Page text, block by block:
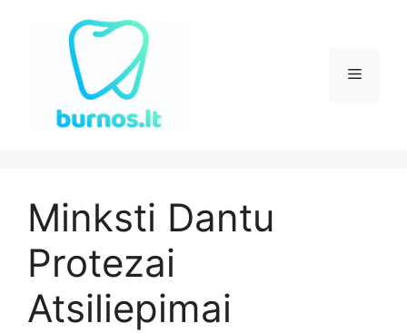
Meniu
Minksti Dantu
Protezai
Atsiliepimai